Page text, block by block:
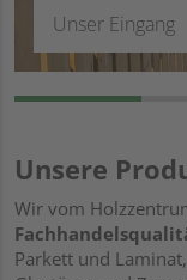
Unser Eingang
Unsere
Wir vom
Parkett und